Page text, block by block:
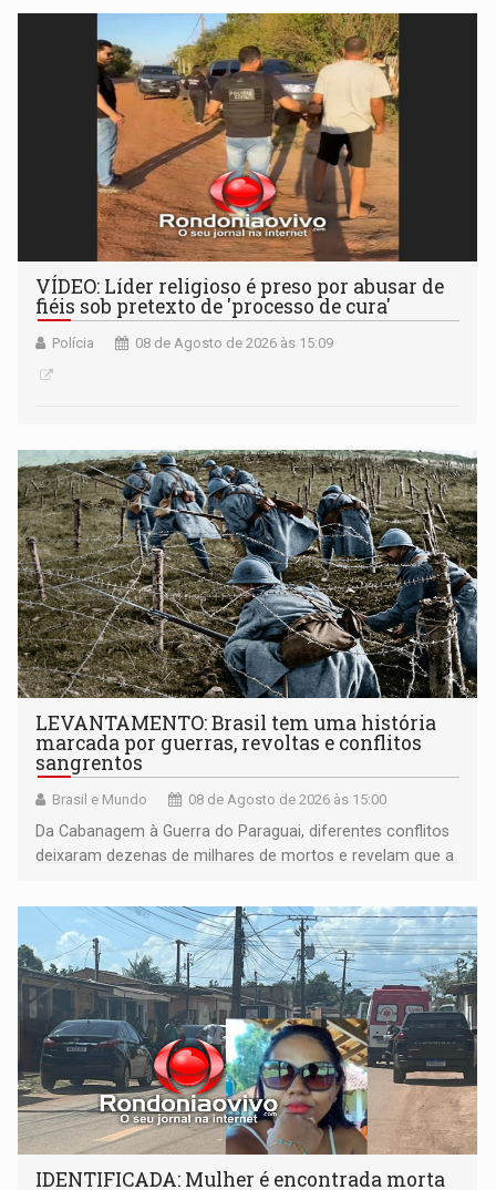
VÍDEO: Líder religioso é preso por abusar de
fiéis sob pretexto de 'processo de cura'
Polícia 08 de Agosto de 2026 às 15:09
LEVANTAMENTO: Brasil tem uma história
marcada por guerras, revoltas e conflitos
sangrentos
Brasil e Mundo 08 de Agosto de 2026 às 15:00
Da Cabanagem à Guerra do Paraguai, diferentes conflitos
deixaram dezenas de milhares de mortos e revelam que a
territoriais e sociais
IDENTIFICADA: Mulher é encontrada morta